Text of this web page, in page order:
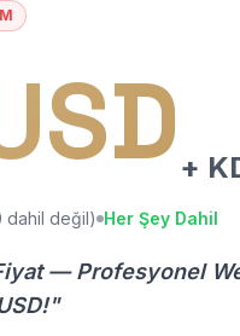
+
dahil değil) Her Şey Dahil
— Profesyonel